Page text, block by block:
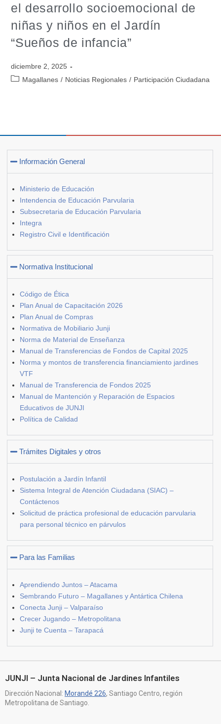
el desarrollo socioemocional de
niñas y niños en el Jardín
“Sueños de infancia”
diciembre 2, 2025
Magallanes / Noticias Regionales / Participación Ciudadana
Información General
Ministerio de Educación
Intendencia de Educación Parvularia
Subsecretaria de Educación Parvularia
Integra
Registro Civil e Identificación
Normativa Institucional
Código de Ética
Plan Anual de Capacitación 2026
Plan Anual de Compras
Normativa de Mobiliario Junji
Norma de Material de Enseñanza
Manual de Transferencias de Fondos de Capital 2025
Norma y montos de transferencia financiamiento jardines
VTF
Manual de Transferencia de Fondos 2025
Manual de Mantención y Reparación de Espacios
Educativos de JUNJI
Política de Calidad
Trámites Digitales y otros
Postulación a Jardín Infantil
Sistema Integral de Atención Ciudadana (SIAC) –
Contáctenos
Solicitud de práctica profesional de educación parvularia
para personal técnico en párvulos
Para las Familias
Aprendiendo Juntos – Atacama
Sembrando Futuro – Magallanes y Antártica Chilena
Conecta Junji – Valparaíso
Crecer Jugando – Metropolitana
Junji te Cuenta – Tarapacá
JUNJI – Junta Nacional de Jardines Infantiles
Dirección Nacional: Morandé 226, Santiago Centro, región
Metropolitana de Santiago.